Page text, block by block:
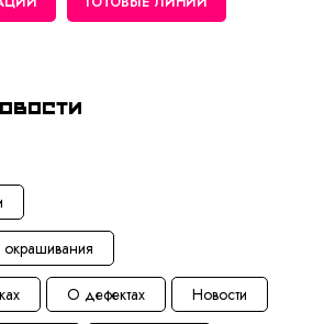
О дефектах Новости